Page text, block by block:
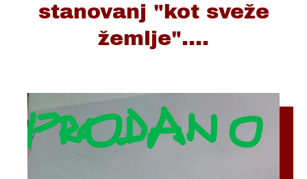
stanovanj "kot sveže
žemlje"....